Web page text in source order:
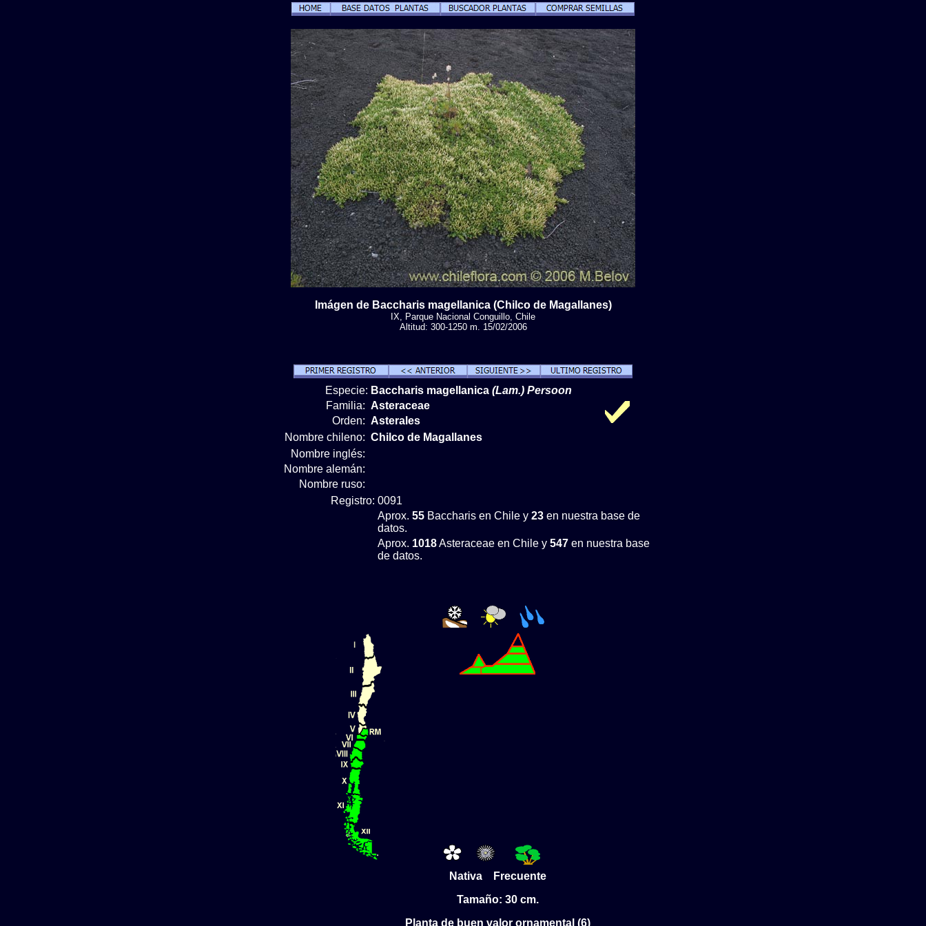
Imágen de Baccharis magellanica (Chilco de Magallanes)
IX, Parque Nacional Conguillo, Chile
Altitud: 300-1250 m. 15/02/2006
Especie: Baccharis magellanica (Lam.) Persoon
Familia: Asteraceae
Orden: Asterales
Nombre chileno: Chilco de Magallanes
Nombre inglés:
Nombre alemán:
Nombre ruso:
Registro: 0091
Aprox. 55 Baccharis en Chile y 23 en nuestra base de
datos.
Aprox. 1018Asteraceae en Chile y 547 en nuestra base
de datos.
Nativa Frecuente
Tamaño: 30 cm.
Planta de buen valor ornamental (6)